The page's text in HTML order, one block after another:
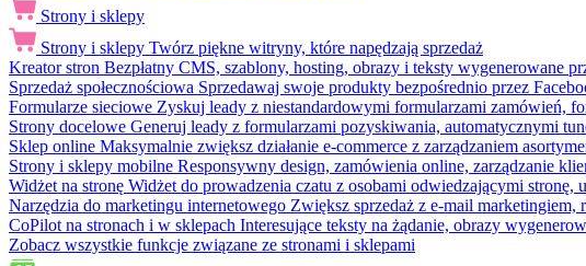
Strony i sklepy
Strony i sklepy Twórz piękne witryny, które napędzają sprzedaż
Kreator stron Bezpłatny CMS, szablony, hosting, obrazy i teksty wygenerowane
Sprzedaż społecznościowa Sprzedawaj swoje produkty bezpośrednio przez
Formularze sieciowe Zyskuj leady z niestandardowymi formularzami zamówień,
Strony docelowe Generuj leady z formularzami pozyskiwania, automatycznymi
Sklep online Maksymalnie zwiększ działanie e-commerce z zarządzaniem
Strony i sklepy mobilne Responsywny design, zamówienia online, zarządzanie
Widżet na stronę Widżet do prowadzenia czatu z osobami odwiedzającymi
Narzędzia do marketingu internetowego Zwiększ sprzedaż z e-mail
CoPilot na stronach i w sklepach Interesujące teksty na żądanie, obrazy
Zobacz wszystkie funkcje związane ze stronami i sklepami